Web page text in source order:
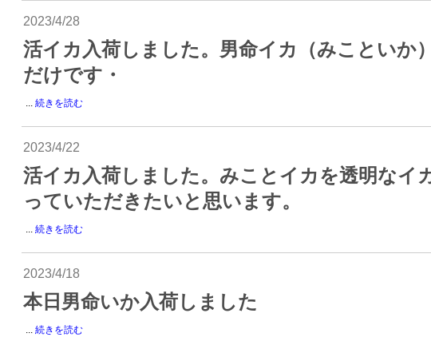
2023/4/28
活イカ入荷しました。男命イカ（みこといか
だけです・
...続きを読む
2023/4/22
活イカ入荷しました。みことイカを透明なイ
っていただきたいと思います。
...続きを読む
2023/4/18
本日男命いか入荷しました
...続きを読む